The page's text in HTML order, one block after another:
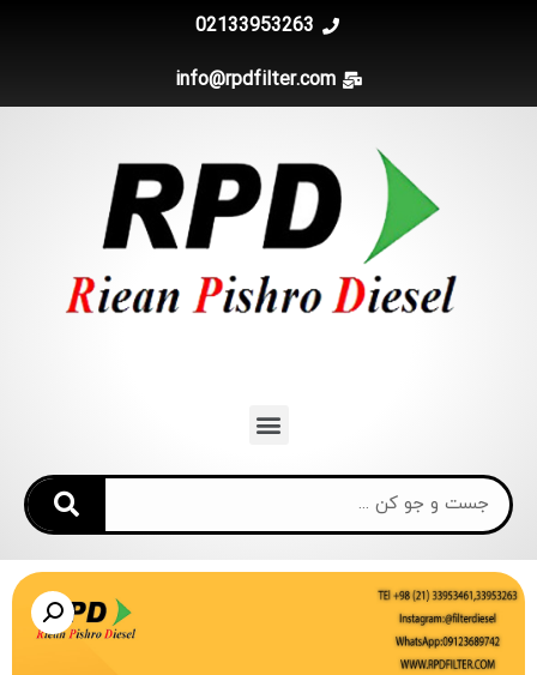
02133953263
info@rpdfilter.com